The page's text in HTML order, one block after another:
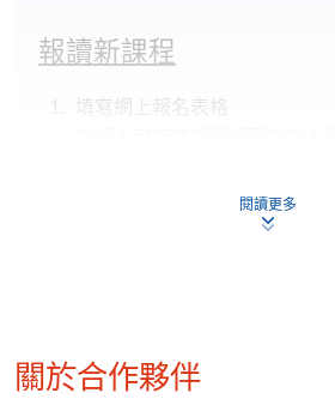
報讀新課程
填寫網上報名表格
後按照指示填妥網上報名表格。
繳交所需費用
閱讀更多
關於合作夥伴